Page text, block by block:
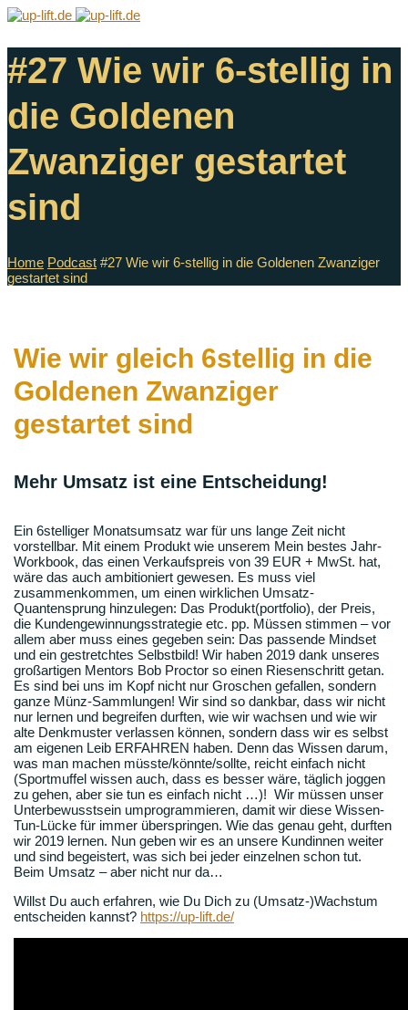
#27 Wie wir 6-stellig in
die Goldenen
Zwanziger gestartet
sind
Home Podcast #27 Wie wir 6-stellig in die Goldenen Zwanziger
gestartet sind
Wie wir gleich 6stellig in die
Goldenen Zwanziger
gestartet sind
Mehr Umsatz ist eine Entscheidung!
Ein 6stelliger Monatsumsatz war für uns lange Zeit nicht
vorstellbar. Mit einem Produkt wie unserem Mein bestes Jahr-
Workbook, das einen Verkaufspreis von 39 EUR + MwSt. hat,
wäre das auch ambitioniert gewesen. Es muss viel
zusammenkommen, um einen wirklichen Umsatz-
Quantensprung hinzulegen: Das Produkt(portfolio), der Preis,
die Kundengewinnungsstrategie etc. pp. Müssen stimmen – vor
allem aber muss eines gegeben sein: Das passende Mindset
und ein gestretchtes Selbstbild! Wir haben 2019 dank unseres
großartigen Mentors Bob Proctor so einen Riesenschritt getan.
Es sind bei uns im Kopf nicht nur Groschen gefallen, sondern
ganze Münz-Sammlungen! Wir sind so dankbar, dass wir nicht
nur lernen und begreifen durften, wie wir wachsen und wie wir
alte Denkmuster verlassen können, sondern dass wir es selbst
am eigenen Leib ERFAHREN haben. Denn das Wissen darum,
was man machen müsste/könnte/sollte, reicht einfach nicht
(Sportmuffel wissen auch, dass es besser wäre, täglich joggen
zu gehen, aber sie tun es einfach nicht …)! Wir müssen unser
Unterbewusstsein umprogrammieren, damit wir diese Wissen-
Tun-Lücke für immer überspringen. Wie das genau geht, durften
wir 2019 lernen. Nun geben wir es an unsere Kundinnen weiter
und sind begeistert, was sich bei jeder einzelnen schon tut.
Beim Umsatz – aber nicht nur da…
Willst Du auch erfahren, wie Du Dich zu (Umsatz-)Wachstum
entscheiden kannst? https://up-lift.de/